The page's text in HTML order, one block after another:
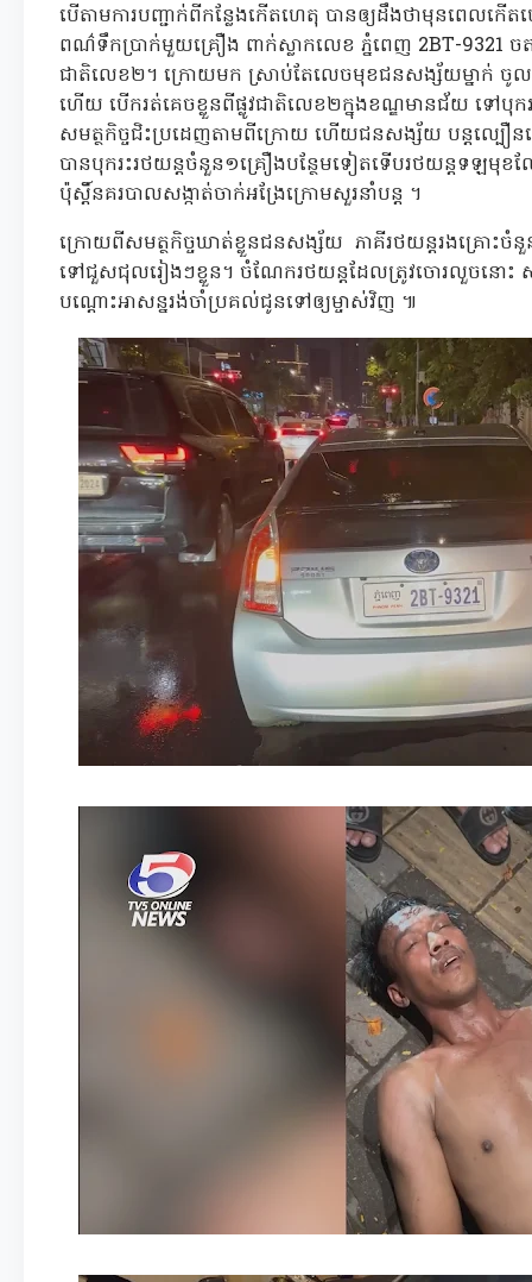
បើតាមការបញ្ជាក់ពីកន្លែងកើតហេតុ បានឲ្យដឹងថាមុនពេលក
ពណ៌ទឹកប្រាក់មួយគ្រឿង ពាក់ស្លាកលេខ ភ្នំពេញ 2BT-9321 ច
ជាតិលេខ២។ ក្រោយមក ស្រាប់តែលេចមុខជនសង្ស័យម្នាក់ ចូ
ហើយ បើករត់គេចខ្លួនពីផ្លូវជាតិលេខ២ក្នុងខណ្ឌមានជ័យ ទៅ
សមត្ថកិច្ចជិះប្រដេញតាមពីក្រោយ ហើយជនសង្ស័យ បន្តល្បឿនប
បានបុករះរថយន្តចំនួន១គ្រឿងបន្ថែមទៀតទើបរថយន្តទឡមុខ
ប៉ុស្តិ៍នគរបាលសង្កាត់ចាក់អង្រែក្រោមសួរនាំបន្ត ។
ក្រោយពីសមត្ថកិច្ចឃាត់ខ្លួនជនសង្ស័យ ភាគីរថយន្តរងគ្រោ
ទៅជួសជុលរៀងៗខ្លួន។ ចំណែករថយន្តដែលត្រូវចោរលួចនោះ ស
បណ្ដោះអាសន្នរង់ចាំប្រគល់ជូនទៅឲ្យម្ចាស់វិញ ៕